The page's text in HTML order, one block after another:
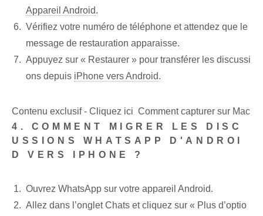
Appareil Android.
Vérifiez votre numéro de téléphone et attendez que le
message de restauration apparaisse.
Appuyez sur « Restaurer » pour transférer les discussi
ons depuis⁣ iPhone vers Android.
Contenu exclusif - Cliquez ici Comment capturer sur Mac
4. COMMENT MIGRER LES DISC
USSIONS WHATSAPP D'ANDROI
D VERS IPHONE ?
Ouvrez WhatsApp sur votre appareil Android.
Allez dans l’onglet Chats et cliquez sur « Plus d’optio